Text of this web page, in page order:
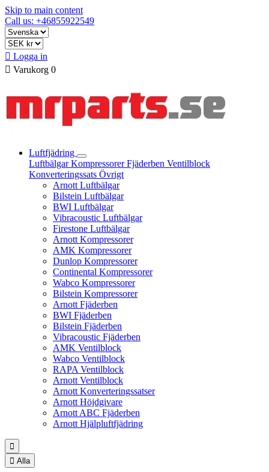
Skip to main content
Call us: +46855922549
 Logga in
 Varukorg 0
Luftfjädring
LuftbälgarKompressorerFjäderben Ventilblock
Konverteringssats Övrigt
Arnott Luftbälgar
Bilstein Luftbälgar
BWI Luftbälgar
Vibracoustic Luftbälgar
Firestone Luftbälgar
Arnott Kompressorer
AMK Kompressorer
Dunlop Kompressorer
Continental Kompressorer
Wabco Kompressorer
Bilstein Kompressorer
Arnott Fjäderben
BWI Fjäderben
Bilstein Fjäderben
Vibracoustic Fjäderben
AMK Ventilblock
Wabco Ventilblock
RAPA Ventilblock
Arnott Ventilblock
Arnott Konverteringssatser
Arnott Höjdgivare
Arnott ABC Fjäderben
Arnott Hjälpluftfjädring

 Alla